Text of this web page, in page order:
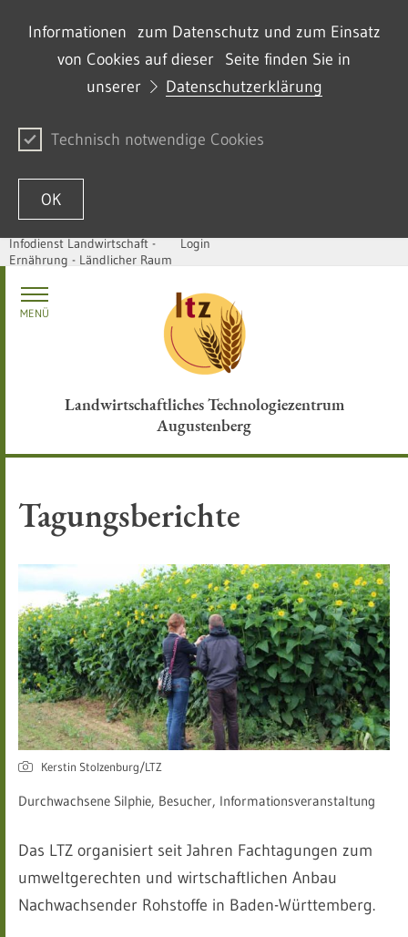
Informationen zum Datenschutz und zum Einsatz
von Cookies auf dieser Seite finden Sie in
unserer
Datenschutzerklärung
Technisch notwendige Cookies
OK
Zum Inhalt springen
Infodienst Landwirtschaft -
Ernährung - Ländlicher Raum
Login
Landwirtschaftliches Technologiezentrum
Augustenberg
MENÜ
Tagungsberichte
Kerstin Stolzenburg/LTZ
Durchwachsene Silphie, Besucher, Informationsveranstaltung
Das LTZ organisiert seit Jahren Fachtagungen zum
umweltgerechten und wirtschaftlichen Anbau
Nachwachsender Rohstoffe in Baden-Württemberg.